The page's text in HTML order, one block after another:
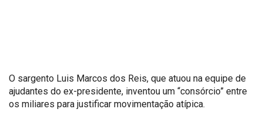
O sargento Luis Marcos dos Reis, que atuou na equipe de
ajudantes do ex-presidente, inventou um “consórcio” entre
os miliares para justificar movimentação atípica.